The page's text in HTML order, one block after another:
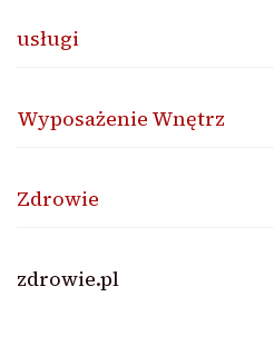
usługi
Wyposażenie Wnętrz
Zdrowie
zdrowie.pl